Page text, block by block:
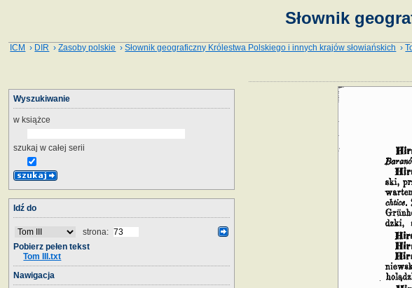
Słownik
ICM › DIR ›Zasoby polskie ›Słownik geograficzny Królestwa Polskiego i innych krajów słowiańskich ›
Wyszukiwanie
w książce
szukaj w całej serii
Idź do
strona:
Pobierz pełen tekst
Tom III.txt
Nawigacja